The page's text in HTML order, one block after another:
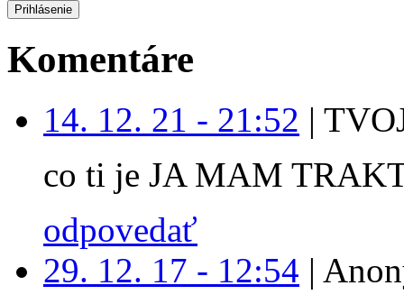
Komentáre
14. 12. 21 - 21:52 |
co ti je JA MAM
odpovedať
29. 12. 17 - 12:54 |